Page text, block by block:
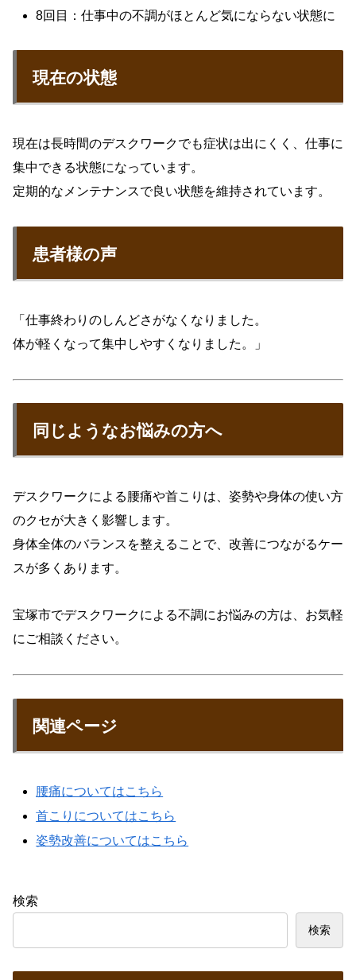
8回目：仕事中の不調がほとんど気にならない状態に
現在の状態
現在は長時間のデスクワークでも症状は出にくく、仕事に
集中できる状態になっています。
定期的なメンテナンスで良い状態を維持されています。
患者様の声
「仕事終わりのしんどさがなくなりました。
体が軽くなって集中しやすくなりました。」
同じようなお悩みの方へ
デスクワークによる腰痛や首こりは、姿勢や身体の使い方
のクセが大きく影響します。
身体全体のバランスを整えることで、改善につながるケー
スが多くあります。
宝塚市でデスクワークによる不調にお悩みの方は、お気軽
にご相談ください。
関連ページ
腰痛についてはこちら
首こりについてはこちら
姿勢改善についてはこちら
検索
検索